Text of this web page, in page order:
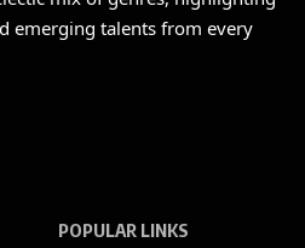
emerging talents from every
POPULAR LINKS